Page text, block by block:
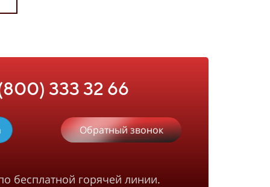
333 32 66
Обратный звонок
бесплатной горячей линии.